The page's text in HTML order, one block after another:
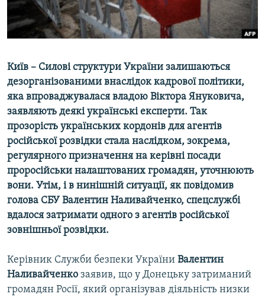
ВІДЕОУРОКИ «ELIFBE»
СВІДЧЕННЯ ОКУПАЦІЇ
ІНФОГРАФІКА
Русский
Qırımtatar
Усі сайти RFE/RL
Київ – Силові структури України залишаються
дезорганізованими внаслідок кадрової політики,
яка впроваджувалася владою Віктора Януковича,
заявляють деякі українські експерти. Так
прозорість українських кордонів для агентів
російської розвідки стала наслідком, зокрема,
регулярного призначення на керівні посади
проросійськи налаштованих громадян, уточнюють
вони. Утім, і в нинішній ситуації, як повідомив
голова СБУ Валентин Наливайченко, спецслужбі
вдалося затримати одного з агентів російської
зовнішньої розвідки.
Керівник Служби безпеки України Валентин
Наливайченко заявив, що у Донецьку затриманий
громадян Росії, який організував діяльність низки